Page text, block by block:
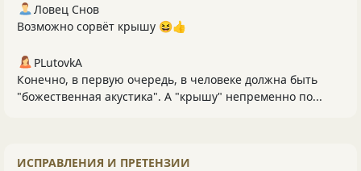
Ловец Снов
Возможно сорвёт крышу 😆👍
PLutоvkА
Конечно, в первую очередь, в человеке должна быть
"божественная акустика". А "крышу" непременно по...
ИСПРАВЛЕНИЯ И ПРЕТЕНЗИИ